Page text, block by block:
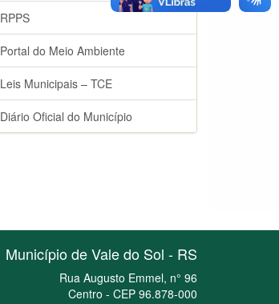
RPPS
Portal do Meio Ambiente
Leis Municipais – TCE
Diário Oficial do Município
Município de Vale do Sol - RS
Rua Augusto Emmel, n° 96
Centro - CEP 96.878-000